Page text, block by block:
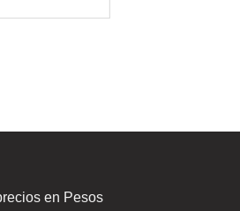
en Pesos